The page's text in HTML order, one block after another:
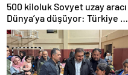
500 kiloluk Sovyet uzay aracı
Dünya’ya düşüyor: Türkiye de
risk altında